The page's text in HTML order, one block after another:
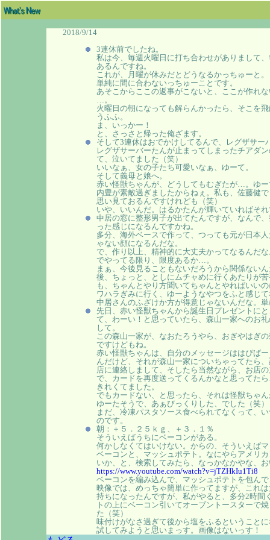
2018/9/14
3連休前でしたね。
私は今、毎週火曜日に打ち合わせがありまして
あるんですね。
これが、月曜が休みだとどうなるかっちゅーと。
単純に間に合わないっちゅーことです。
あそこからここの返事がこないと、ここが作れ
…。
火曜日の朝になっても解らんかったら、そこを
うふふ。
ま、いっかー！
と、さっさと帰った俺ざます。
そして3連休はおでかけしてるんで、レグザサ
レグザサーバーたんが止まってしまったチアダ
て、泣いてました（笑）
いいなぁ、女の子たち可愛いなぁ、ゆーて。
そして義母と娘へ。
赤い怪獣ちゃんが、どうしてもむぎたが…。ゆ
内豊が素敵過ぎましたからねぇ。私も、佐藤健
思い見ておるんですけれども（笑）
いや、いいんだ。はるかたんが輝いていればそ
中居の窓に整形男子が出てたんですが、なんで
った感じになるんですかね。
多分、海外ベースで作って、つっても元が日本
ゃない顔になるんだな。
で、作り以上、精神的に大丈夫かってなるんだ
でやってる限り、限度あるか…。
まぁ、今後見ることもないだろうから関係ない
後、ちょっと、としにムチャめに行くあたりが
も、ちゃんとやり方聞いてちゃんとやればいい
ワハラぎみに行く、ゆーようなやつをふと感じ
中居さんのふざけか方が得意じゃないんだな。
先日、赤い怪獣ちゃんから誕生日プレゼントに
て、わーい！と思っていたら、森山一家へのお
して。
この森山一家が、なおたろうやら、おぎやはぎ
ですけどもね。
赤い怪獣ちゃんは、自分のメッセージははぴば
んだけど、それが森山一家についちゃってたら
店に連絡しまして、そしたら当然ながら、お店
で、カードを再度送ってくるんかなと思ってた
きれくてました。
でもカードない、と思ったら、それは怪獣ちゃ
ゆーたそうで、あぁびっくりした、でした（笑）
まだ、冷凍パスタソース食べられてなくって、
のです。
朝：＋５．２５ｋｇ、＋３．１％
そういえばうちにベーコンがある。
何かしなくてはいけない。からの、そういえば
ベーコンと、マッシュポテト。なにやらアメリ
いか、と、検索してみたら、なっかなかやな、
https://www.youtube.com/watch?v=jTZHkIu1Ti8
ベーコンを編み込んで、マッシュポテトを包ん
映像では、めっちゃ簡単に作ってますが、これ
持ちになったんですが、私がやると、多分2時間
トの上にベーコン引いてオーブントースターで
た（笑）
味付けがなさ過ぎて後から塩をふるということ
試してみようと思いまっす。画像はないっす！